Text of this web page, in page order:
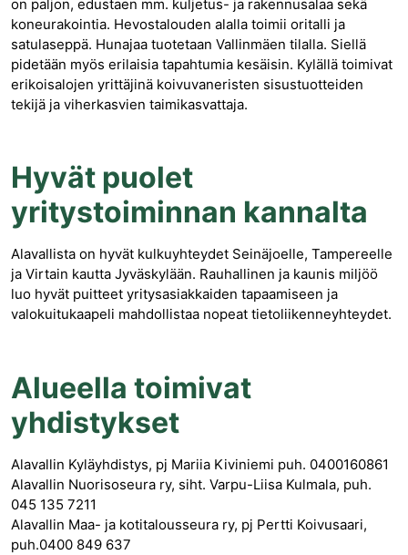
on paljon, edustaen mm. kuljetus- ja rakennusalaa sekä
koneurakointia. Hevostalouden alalla toimii oritalli ja
satulaseppä. Hunajaa tuotetaan Vallinmäen tilalla. Siellä
pidetään myös erilaisia tapahtumia kesäisin. Kylällä toimivat
erikoisalojen yrittäjinä koivuvaneristen sisustuotteiden
tekijä ja viherkasvien taimikasvattaja.
Hyvät puolet
yritystoiminnan kannalta
Alavallista on hyvät kulkuyhteydet Seinäjoelle, Tampereelle
ja Virtain kautta Jyväskylään. Rauhallinen ja kaunis miljöö
luo hyvät puitteet yritysasiakkaiden tapaamiseen ja
valokuitukaapeli mahdollistaa nopeat tietoliikenneyhteydet.
Alueella toimivat
yhdistykset
Alavallin Kyläyhdistys, pj Mariia Kiviniemi puh. 0400160861
Alavallin Nuorisoseura ry, siht. Varpu-Liisa Kulmala, puh.
045 135 7211
Alavallin Maa- ja kotitalousseura ry, pj Pertti Koivusaari,
puh.0400 849 637